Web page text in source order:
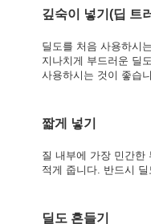
깊숙이 넣기(딥 트
딜도를 처음 사용하시
지나치게 부드러운 딜
사용하시는 것이 좋습
짧게 넣기
질 내부에 가장 민간한
적게 줍니다. 반드시
딜도 흔들기